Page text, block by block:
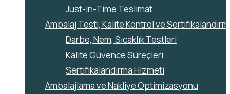
Just-in-Time Teslimat
Ambalaj Testi, Kalite Kontrol ve
Darbe, Nem, Sıcaklık Testleri
Kalite Güvence Süreçleri
Sertifikalandırma Hizmeti
Ambalajlama ve Nakliye Optimizasyonu